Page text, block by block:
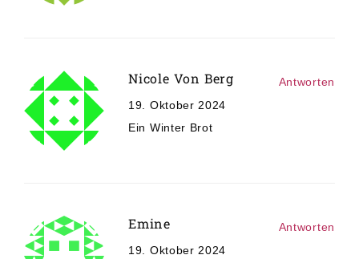
Nicole Von Berg
19. Oktober 2024
Ein Winter Brot
Antworten
Emine
19. Oktober 2024
Antworten